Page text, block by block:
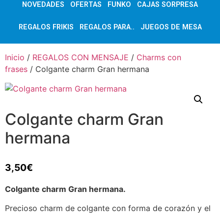
NOVEDADES OFERTAS FUNKO CAJAS SORPRESA
REGALOS FRIKIS REGALOS PARA.. JUEGOS DE MESA
Inicio / REGALOS CON MENSAJE / Charms con
frases / Colgante charm Gran hermana
Colgante charm Gran
hermana
3,50€
Colgante charm Gran hermana.
Precioso charm de colgante con forma de corazón y el